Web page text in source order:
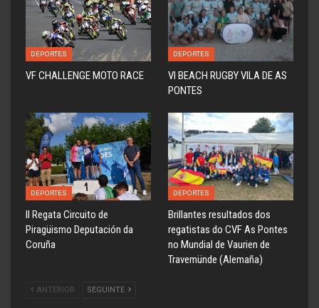
DEPORTES
VF CHALLENGE MOTO RACE
DEPORTES
VI BEACH RUGBY VILA DE AS
PONTES
DEPORTES
ll Regata Circuito de
Piragüismo Deputación da
Coruña
DEPORTES
Brillantes resultados dos
regatistas do CVF As Pontes
no Mundial de Vaurien de
Travemünde (Alemaña)
ANTERIOR SEGUINTE